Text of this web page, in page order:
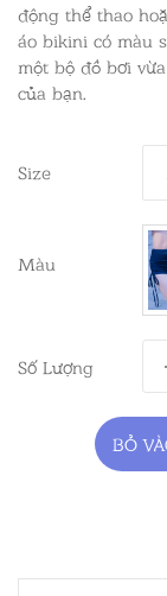
động thể thao
áo bikini có màu
một bộ đồ bơi
của bạn.
Size
Màu
Số Lượng
BỎ